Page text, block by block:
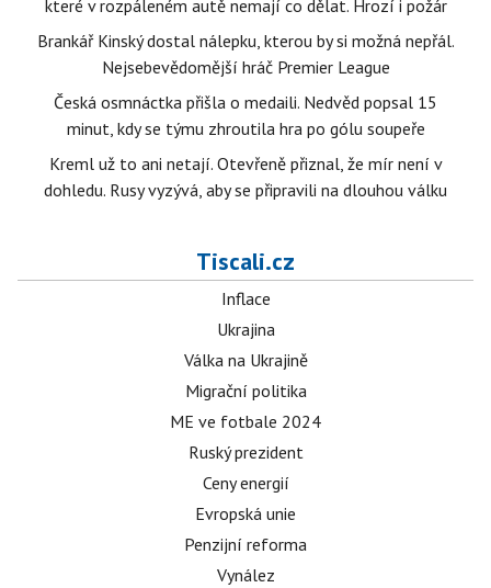
které v rozpáleném autě nemají co dělat. Hrozí i požár
Brankář Kinský dostal nálepku, kterou by si možná nepřál.
Nejsebevědomější hráč Premier League
Česká osmnáctka přišla o medaili. Nedvěd popsal 15
minut, kdy se týmu zhroutila hra po gólu soupeře
Kreml už to ani netají. Otevřeně přiznal, že mír není v
dohledu. Rusy vyzývá, aby se připravili na dlouhou válku
Tiscali.cz
Inflace
Ukrajina
Válka na Ukrajině
Migrační politika
ME ve fotbale 2024
Ruský prezident
Ceny energií
Evropská unie
Penzijní reforma
Vynález